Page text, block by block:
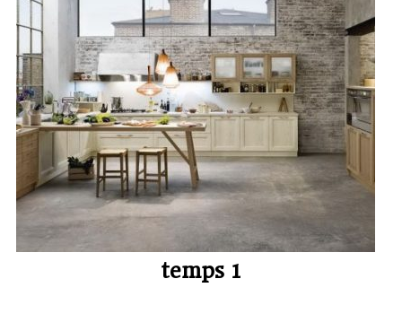
temps 1